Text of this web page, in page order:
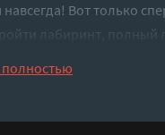
Вот только
лабиринт, полный
полностью